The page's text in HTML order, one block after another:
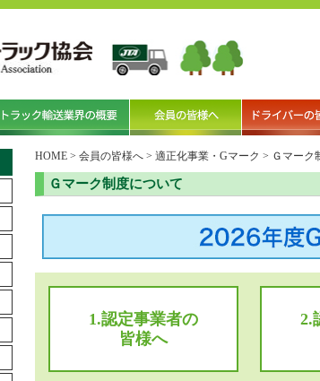
HOME > 会員の皆様へ > 適正化事業・Gマーク > Ｇマーク
Ｇマーク制度について
1.認定事業者の
皆様へ
2.